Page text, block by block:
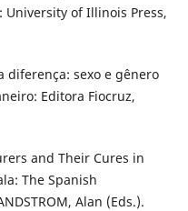
of Illinois Press,
diferença: sexo e gênero
Editora Fiocruz,
and Their Cures in
The Spanish
Alan (Eds.).